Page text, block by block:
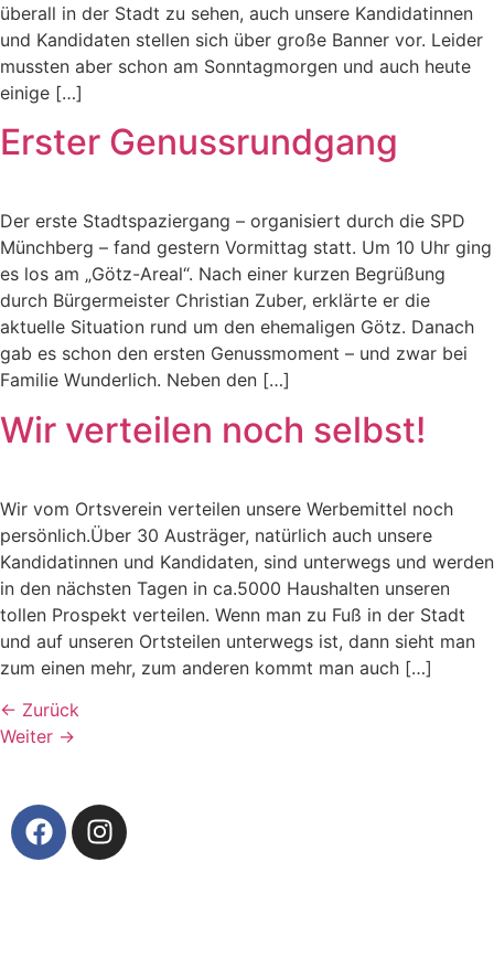
überall in der Stadt zu sehen, auch unsere Kandidatinnen
und Kandidaten stellen sich über große Banner vor. Leider
mussten aber schon am Sonntagmorgen und auch heute
einige […]
Erster Genussrundgang
Der erste Stadtspaziergang – organisiert durch die SPD
Münchberg – fand gestern Vormittag statt. Um 10 Uhr ging
es los am „Götz-Areal“. Nach einer kurzen Begrüßung
durch Bürgermeister Christian Zuber, erklärte er die
aktuelle Situation rund um den ehemaligen Götz. Danach
gab es schon den ersten Genussmoment – und zwar bei
Familie Wunderlich. Neben den […]
Wir verteilen noch selbst!
Wir vom Ortsverein verteilen unsere Werbemittel noch
persönlich.Über 30 Austräger, natürlich auch unsere
Kandidatinnen und Kandidaten, sind unterwegs und werden
in den nächsten Tagen in ca.5000 Haushalten unseren
tollen Prospekt verteilen. Wenn man zu Fuß in der Stadt
und auf unseren Ortsteilen unterwegs ist, dann sieht man
zum einen mehr, zum anderen kommt man auch […]
← Zurück
Weiter →